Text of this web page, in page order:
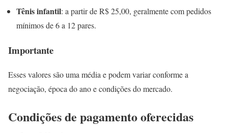
Tênis infantil: a partir de R$ 25,00, geralmente com pedidos
mínimos de 6 a 12 pares.
Importante
Esses valores são uma média e podem variar conforme a
negociação, época do ano e condições do mercado.
Condições de pagamento oferecidas